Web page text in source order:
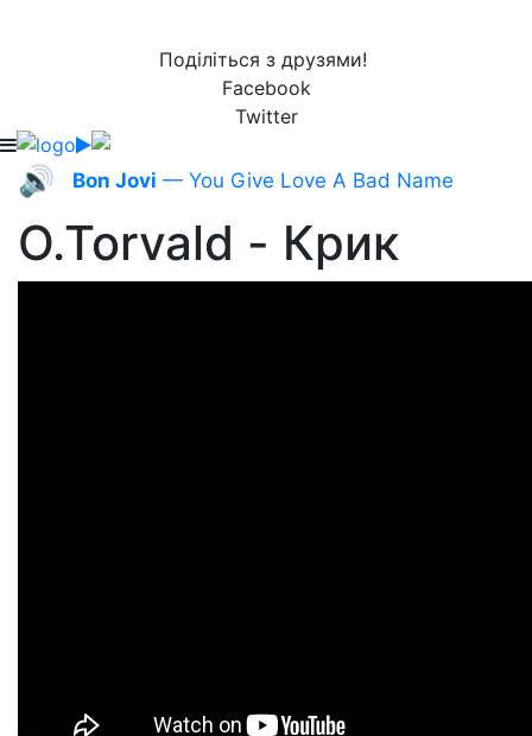
Поділіться з друзями!
Facebook
Twitter
🔊 Bon Jovi — You Give Love A Bad Name
O.Torvald - Крик